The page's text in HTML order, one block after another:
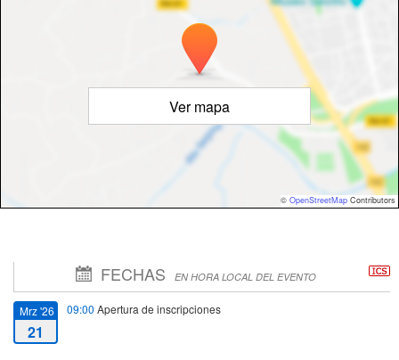
Ver mapa
© OpenStreetMap Contributors
FECHAS EN HORA LOCAL DEL EVENTO
Mrz '26
21
09:00 Apertura de inscripciones